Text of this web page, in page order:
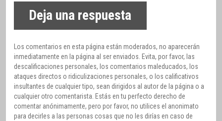
Deja una respuesta
Los comentarios en esta página están moderados, no aparecerán
inmediatamente en la página al ser enviados. Evita, por favor, las
descalificaciones personales, los comentarios maleducados, los
ataques directos o ridiculizaciones personales, o los calificativos
insultantes de cualquier tipo, sean dirigidos al autor de la página o a
cualquier otro comentarista. Estás en tu perfecto derecho de
comentar anónimamente, pero por favor, no utilices el anonimato
para decirles a las personas cosas que no les dirías en caso de